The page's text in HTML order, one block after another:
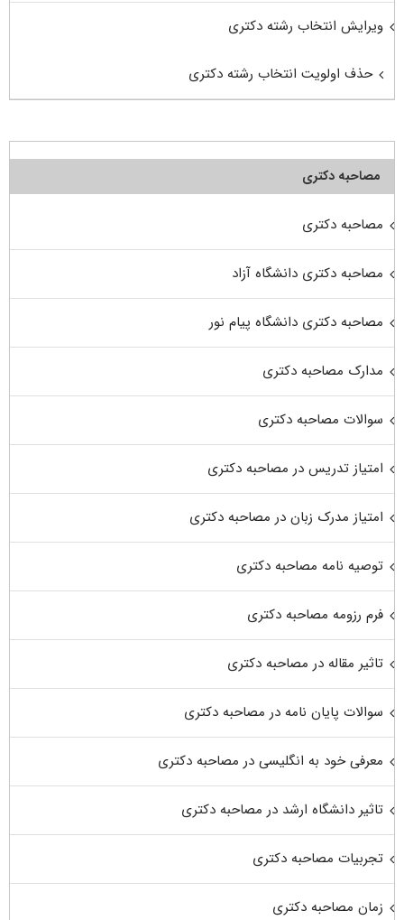
ویرایش انتخاب رشته دکتری
حذف اولویت انتخاب رشته دکتری
مصاحبه دکتری
مصاحبه دکتری
مصاحبه دکتری دانشگاه آزاد
مصاحبه دکتری دانشگاه پیام نور
مدارک مصاحبه دکتری
سوالات مصاحبه دکتری
امتیاز تدریس در مصاحبه دکتری
امتیاز مدرک زبان در مصاحبه دکتری
توصیه نامه مصاحبه دکتری
فرم رزومه مصاحبه دکتری
تاثیر مقاله در مصاحبه دکتری
سوالات پایان نامه در مصاحبه دکتری
معرفی خود به انگلیسی در مصاحبه دکتری
تاثیر دانشگاه ارشد در مصاحبه دکتری
تجربیات مصاحبه دکتری
زمان مصاحبه دکتری